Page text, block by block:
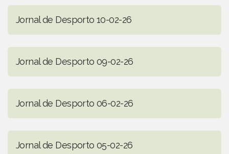
Jornal de Desporto 10-02-26
Jornal de Desporto 09-02-26
Jornal de Desporto 06-02-26
Jornal de Desporto 05-02-26